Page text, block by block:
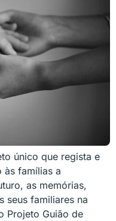
único que regista e
às famílias a
as memórias,
seus familiares na
Projeto Guião de